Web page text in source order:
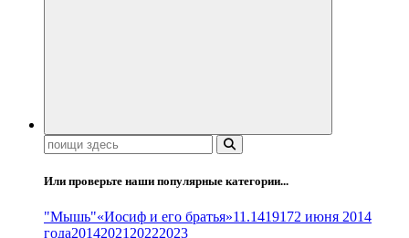
Поиск:
Или проверьте наши популярные категории...
"Мышь"«Иосиф и его братья»11.1419172 июня 2014
года20142021 20222023